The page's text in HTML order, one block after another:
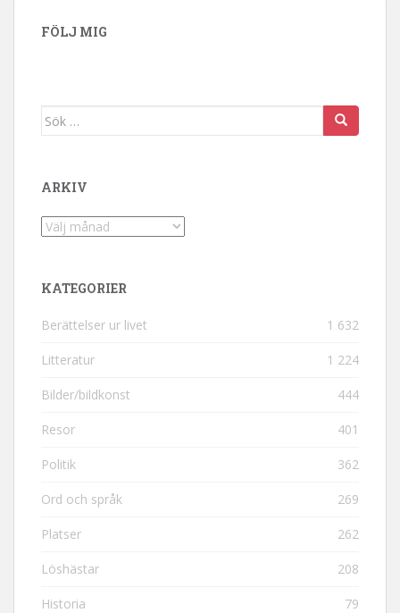
FÖLJ MIG
Sök efter:
ARKIV
Arkiv
KATEGORIER
Berättelser ur livet 1 632
Litteratur 1 224
Bilder/bildkonst 444
Resor 401
Politik 362
Ord och språk 269
Platser 262
Löshästar 208
Historia 79